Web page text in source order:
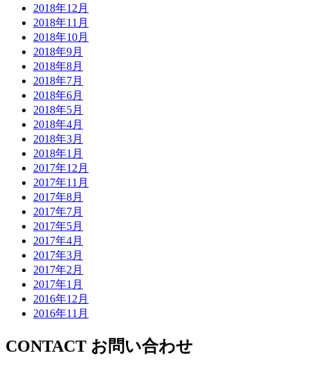
2018年12月
2018年11月
2018年10月
2018年9月
2018年8月
2018年7月
2018年6月
2018年5月
2018年4月
2018年3月
2018年1月
2017年12月
2017年11月
2017年8月
2017年7月
2017年5月
2017年4月
2017年3月
2017年2月
2017年1月
2016年12月
2016年11月
CONTACT お問い合わせ